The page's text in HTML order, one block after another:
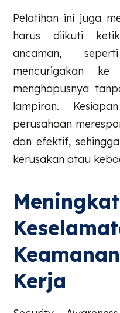
Pelatihan ini juga
harus diikuti
ancaman,
mencurigakan
menghapusnya
lampiran.
perusahaan
dan efektif,
kerusakan atau
Kerja